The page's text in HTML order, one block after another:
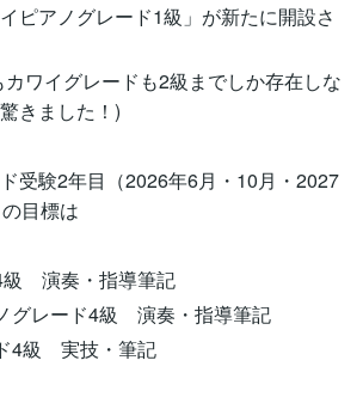
ピアノグレード1級」が新たに開設さ
ワイグレードも2級までしか存在しな
きました！)
受験2年目（2026年6月・10月・2027
目標は
級 演奏・指導筆記
グレード4級 演奏・指導筆記
4級 実技・筆記